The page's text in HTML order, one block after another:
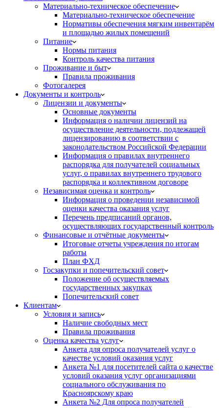
Материально-техническое обеспечение
Материально-техническое обеспечение
Нормативы обеспечения мягким инвентарём
и площадью жилых помещений
Питание
Нормы питания
Контроль качества питания
Проживание и быт
Правила проживания
Фотогалерея
Документы и контроль
Лицензии и документы
Основные документы
Информация о наличии лицензий на
осуществление деятельности, подлежащей
лицензированию в соответствии с
законодательством Российской Федерации
Информация о правилах внутреннего
распорядка для получателей социальных
услуг, о правилах внутреннего трудового
распорядка и коллективном договоре
Независимая оценка и контроль
Информация о проведении независимой
оценки качества оказания услуг
Перечень предписаний органов,
осуществляющих государственный контроль
Финансовые и отчётные документы
Итоговые отчеты учреждения по итогам
работы
План ФХД
Госзакупки и попечительский совет
Положение об осуществляемых
государственных закупках
Попечительский совет
Клиентам
Условия и запись
Наличие свободных мест
Правила проживания
Оценка качества услуг
Анкета для опроса получателей услуг о
качестве условий оказания услуг
Анкета №1 для посетителей сайта о качестве
условий оказания услуг организациями
социального обслуживания по
Красноярскому краю
Анкета №2 Для опроса получателей